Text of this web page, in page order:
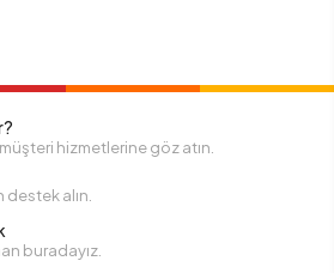
hizmetlerine göz atın.
destek alın.
buradayız.